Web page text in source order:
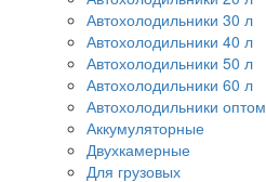
Автохолодильники 30 л
Автохолодильники 40 л
Автохолодильники 50 л
Автохолодильники 60 л
Автохолодильники оптом
Аккумуляторные
Двухкамерные
Для грузовых